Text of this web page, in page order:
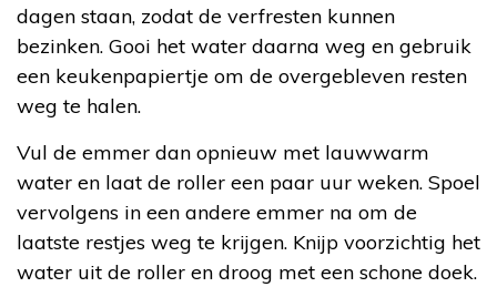
dagen staan, zodat de verfresten kunnen
bezinken. Gooi het water daarna weg en gebruik
een keukenpapiertje om de overgebleven resten
weg te halen.
Vul de emmer dan opnieuw met lauwwarm
water en laat de roller een paar uur weken. Spoel
vervolgens in een andere emmer na om de
laatste restjes weg te krijgen. Knijp voorzichtig het
water uit de roller en droog met een schone doek.